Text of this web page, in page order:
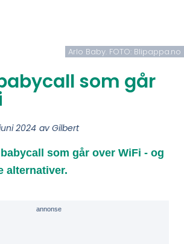
Arlo Baby. FOTO: Blipappa.no
babycall som går
2024 avGilbert
som går over WiFi - og
alternativer.
annonse